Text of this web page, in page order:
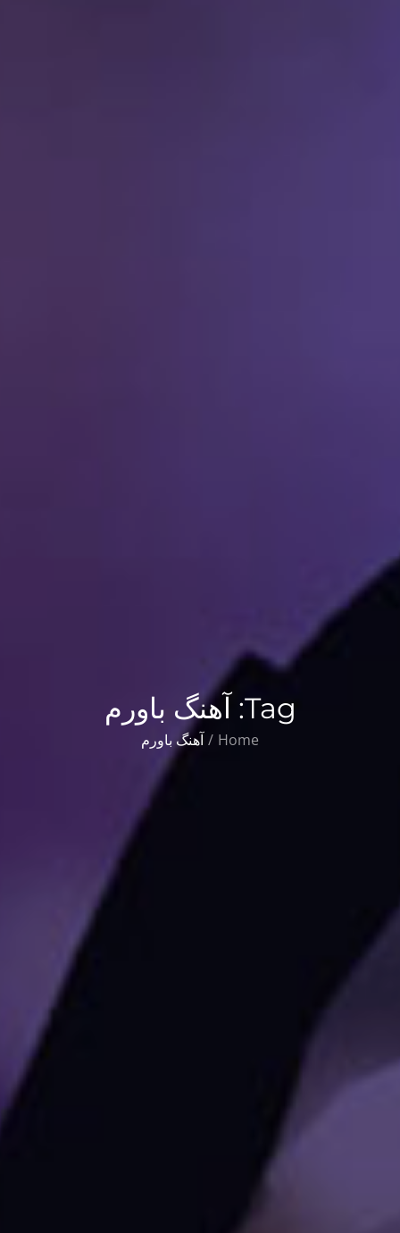
Tag: آهنگ باورم
Home آهنگ باورم